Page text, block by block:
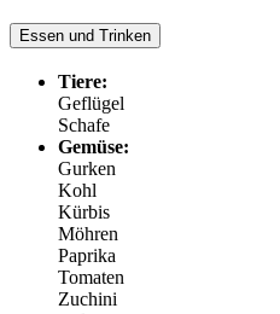
Essen und Trinken
Tiere:
Geflügel
Schafe
Gemüse:
Gurken
Kohl
Kürbis
Möhren
Paprika
Tomaten
Zuchini